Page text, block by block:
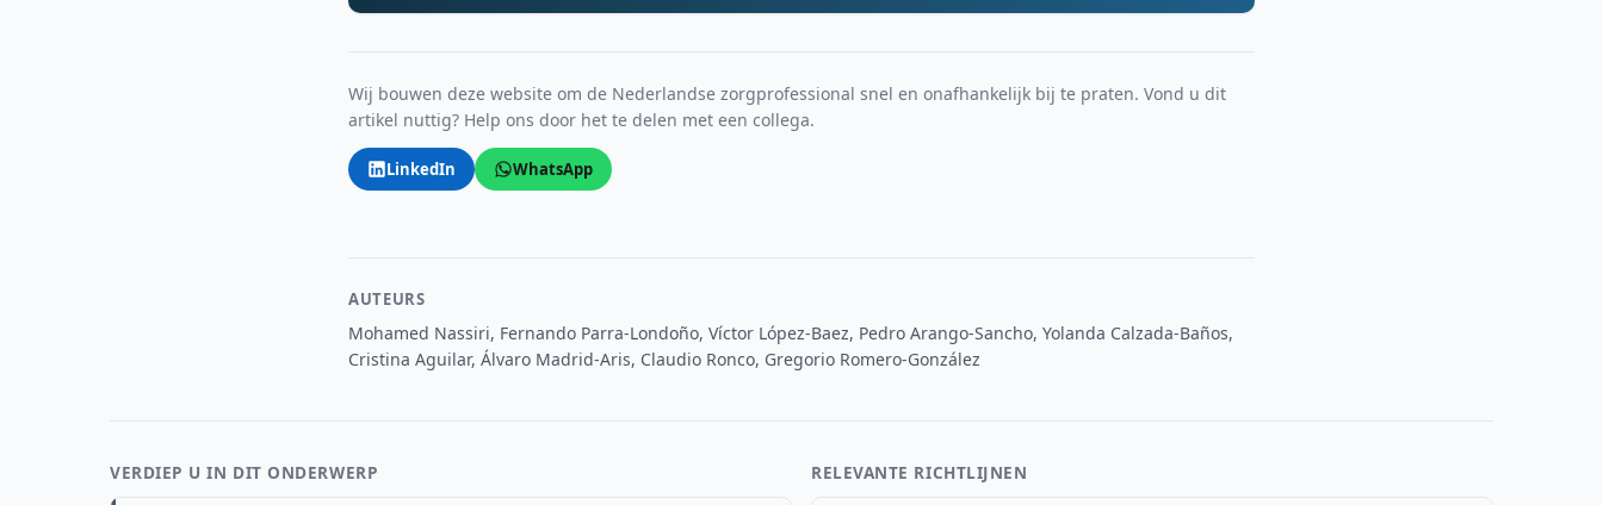
Wij bouwen deze website om de Nederlandse zorgprofessional snel en onafhankelijk bij te praten. Vond u dit
artikel nuttig? Help ons door het te delen met een collega.
LinkedIn WhatsApp
AUTEURS
Mohamed Nassiri, Fernando Parra-Londoño, Víctor López-Baez, Pedro Arango-Sancho, Yolanda Calzada-Baños,
Cristina Aguilar, Álvaro Madrid-Aris, Claudio Ronco, Gregorio Romero-González
VERDIEP U IN DIT ONDERWERP RELEVANTE RICHTLIJNEN